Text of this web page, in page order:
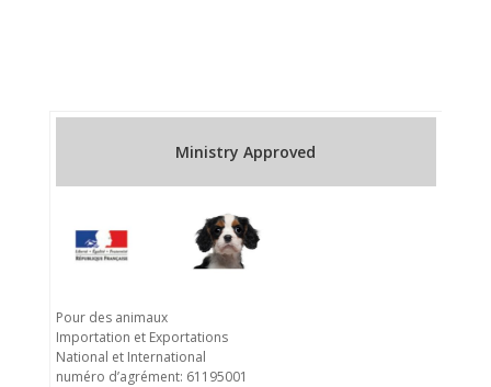
Ministry Approved
Pour des animaux
Importation et Exportations
National et International
numéro d’agrément: 61195001